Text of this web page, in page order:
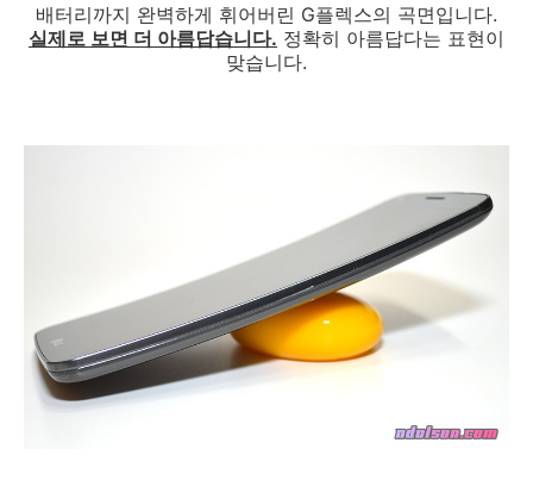
배터리까지 완벽하게 휘어버린 G플렉스의 곡면입니다.
실제로 보면 더 아름답습니다. 정확히 아름답다는 표현이
맞습니다.